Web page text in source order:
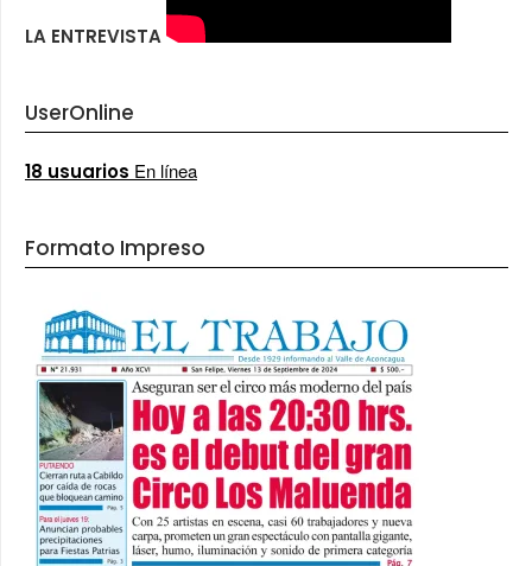
LA ENTREVISTA
UserOnline
18 usuarios En línea
Formato Impreso